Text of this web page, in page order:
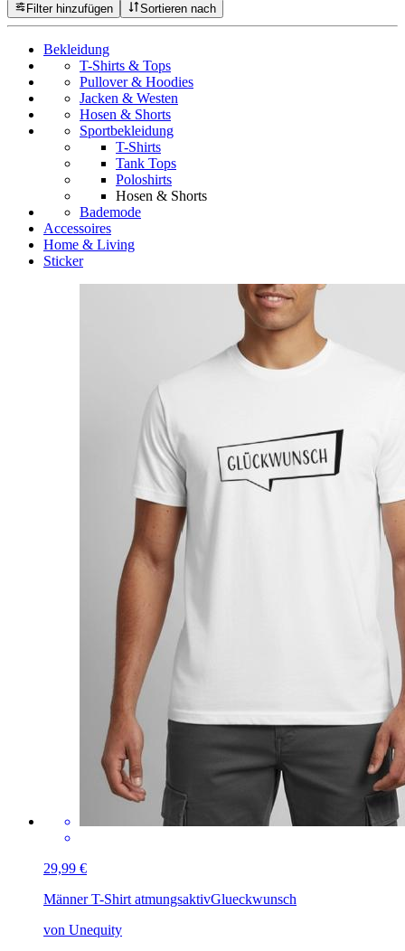
Filter hinzufügen
Sortieren nach
Bekleidung
T-Shirts & Tops
Pullover & Hoodies
Jacken & Westen
Hosen & Shorts
Sportbekleidung
T-Shirts
Tank Tops
Poloshirts
Hosen & Shorts
Bademode
Accessoires
Home & Living
Sticker
29,99 €
Männer T-Shirt atmungsaktivGlueckwunsch
von Unequity